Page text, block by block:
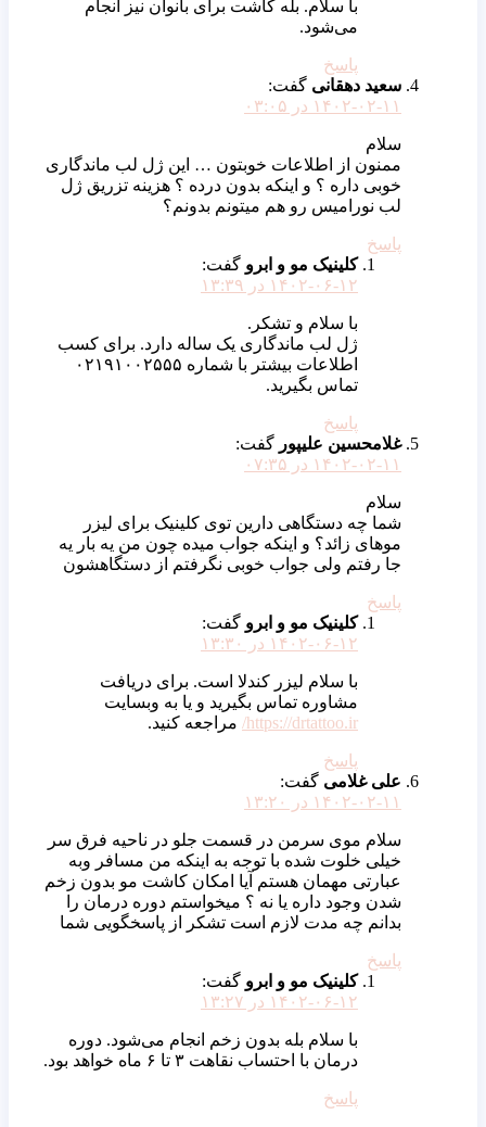
با سلام. بله کاشت برای بانوان نیز انجام
می‌شود.
پاسخ
سعید دهقانی گفت:
۱۴۰۲-۰۲-۱۱ در ۰۳:۰۵
سلام
ممنون از اطلاعات خوبتون … این ژل لب ماندگاری
خوبی داره ؟ و اینکه بدون درده ؟ هزینه تزریق ژل
لب نورامیس رو هم میتونم بدونم؟
پاسخ
کلینیک مو و ابرو گفت:
۱۴۰۲-۰۶-۱۲ در ۱۳:۳۹
با سلام و تشکر.
ژل لب ماندگاری یک ساله دارد. برای کسب
اطلاعات بیشتر با شماره ۰۲۱۹۱۰۰۲۵۵۵
تماس بگیرید.
پاسخ
غلامحسین علیپور گفت:
۱۴۰۲-۰۲-۱۱ در ۰۷:۳۵
سلام
شما چه دستگاهی دارین توی کلینیک برای لیزر
موهای زائد؟ و اینکه جواب میده چون من یه بار یه
جا رفتم ولی جواب خوبی نگرفتم از دستگاهشون
پاسخ
کلینیک مو و ابرو گفت:
۱۴۰۲-۰۶-۱۲ در ۱۳:۳۰
با سلام لیزر کندلا است. برای دریافت
مشاوره تماس بگیرید و یا به وبسایت
https://drtattoo.ir/ مراجعه کنید.
پاسخ
علی غلامی گفت:
۱۴۰۲-۰۲-۱۱ در ۱۳:۲۰
سلام موی سرمن در قسمت جلو در ناحیه فرق سر
خیلی خلوت شده با توجه به اینکه من مسافر وبه
عبارتی مهمان هستم آیا امکان کاشت مو بدون زخم
شدن وجود داره یا نه ؟ میخواستم دوره درمان را
بدانم چه مدت لازم است تشکر از پاسخگویی شما
پاسخ
کلینیک مو و ابرو گفت:
۱۴۰۲-۰۶-۱۲ در ۱۳:۲۷
با سلام بله بدون زخم انجام می‌شود. دوره
درمان با احتساب نقاهت ۳ تا ۶ ماه خواهد بود.
پاسخ